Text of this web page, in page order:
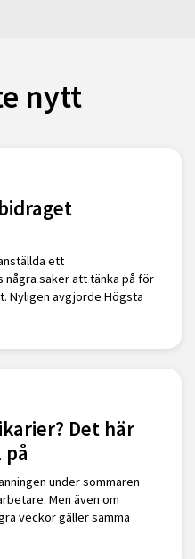
nytt
ett
saker att tänka på för
Nyligen avgjorde Högsta
Det här
under sommaren
Men även om
veckor gäller samma